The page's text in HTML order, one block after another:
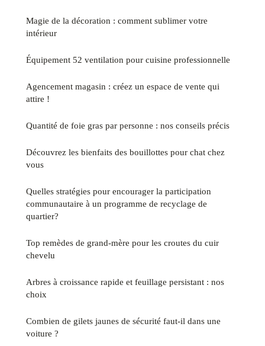
Magie de la décoration : comment sublimer votre
intérieur
Équipement 52 ventilation pour cuisine professionnelle
Agencement magasin : créez un espace de vente qui
attire !
Quantité de foie gras par personne : nos conseils précis
Découvrez les bienfaits des bouillottes pour chat chez
vous
Quelles stratégies pour encourager la participation
communautaire à un programme de recyclage de
quartier?
Top remèdes de grand-mère pour les croutes du cuir
chevelu
Arbres à croissance rapide et feuillage persistant : nos
choix
Combien de gilets jaunes de sécurité faut-il dans une
voiture ?